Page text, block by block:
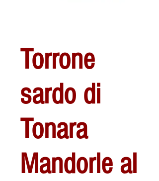
Torrone
sardo di
Tonara
Mandorle al